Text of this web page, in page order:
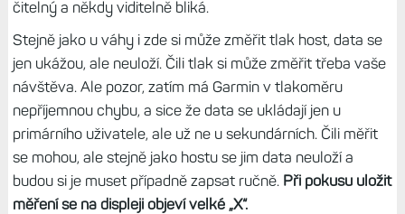
čitelný a někdy viditelně bliká.
Stejně jako u váhy i zde si může změřit tlak host, data se
jen ukážou, ale neuloží. Čili tlak si může změřit třeba vaše
návštěva. Ale pozor, zatím má Garmin v tlakoměru
nepříjemnou chybu, a sice že data se ukládají jen u
primárního uživatele, ale už ne u sekundárních. Čili měřit
se mohou, ale stejně jako hostu se jim data neuloží a
budou si je muset případně zapsat ručně. Při pokusu uložit
měření se na displeji objeví velké „X“.